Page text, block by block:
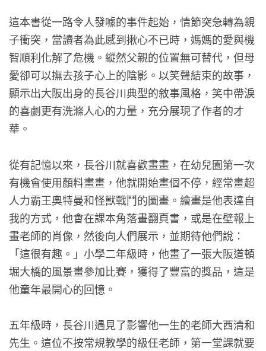
這本書從一路令人發噱的事件起始，情節突急轉為親
子衝突，當讀者為此感到揪心不已時，媽媽的愛與機
智順利化解了危機。縱然父親的位置無可替代，但母
愛卻可以撫去孩子心上的陰影。以笑聲結束的故事，
顯示出大阪出身的長谷川典型的敘事風格，笑中帶淚
的喜劇更有洗滌人心的力量，充分展現了作者的才
華。
從有記憶以來，長谷川就喜歡畫畫，在幼兒園第一次
有機會使用顏料畫畫，他就開始畫個不停，經常畫超
人力霸王奧特曼和怪獸戰鬥的圖畫。繪畫是他表達自
我的方式，他會在課本角落畫翻頁書，或是在壁報上
畫老師的肖像，然後向人們展示，並期待他們說：
「這很有趣。」小學二年級時，他畫了一張大阪道頓
堀大橋的風景畫參加比賽，獲得了豐富的獎品，這是
他童年最開心的回憶。
五年級時，長谷川遇見了影響他一生的老師大西清和
先生。這位不按常規教學的級任老師，第一堂課就要